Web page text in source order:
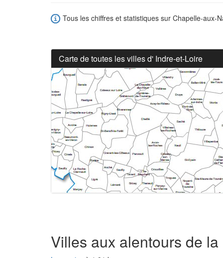
Tous les chiffres et statistiques sur Chapelle-aux-
Carte de toutes les villes d' Indre-et-Loire
Villes aux alentours de